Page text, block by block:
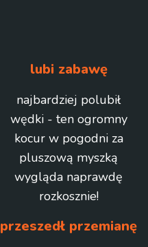
lubi zabawę
najbardziej polubił
wędki - ten ogromny
kocur w pogodni za
pluszową myszką
wygląda naprawdę
rozkosznie!
przeszedł przemianę